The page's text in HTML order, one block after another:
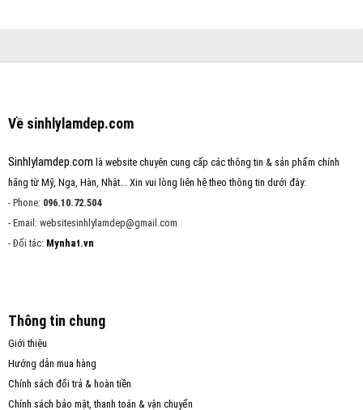
Về sinhlylamdep.com
Sinhlylamdep.com là website chuyên cung cấp các thông tin & sản phẩm chính
hãng từ Mỹ, Nga, Hàn, Nhật... Xin vui lòng liên hệ theo thông tin dưới đây:
- Phone: 096.10.72.504
- Email: websitesinhlylamdep@gmail.com
- Đối tác: Mynhat.vn
Thông tin chung
Giới thiệu
Hướng dẫn mua hàng
Chính sách đổi trả & hoàn tiền
Chính sách bảo mật, thanh toán & vận chuyển